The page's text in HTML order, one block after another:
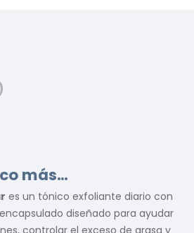
más…
es un tónico exfoliante diario con
diseñado para ayudar